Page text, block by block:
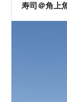
寿司＠角上